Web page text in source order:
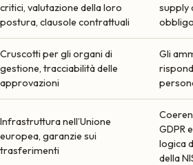
critici, valutazione della loro
postura, clausole contrattuali
supply
Cruscotti per gli organi di
gestione, tracciabilità delle
approvazioni
Gli
Infrastruttura nell’Unione
europea, garanzie sui
trasferimenti
GDPR
logica
della